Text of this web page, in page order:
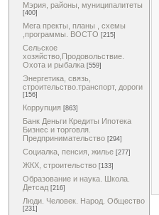
Мэрия, районы, муниципалитеты
[400]
Мега пректы, планы , схемы
,программы. ВОСТО [215]
Сельское
хозяйство,Продовольствие.
Охота и рыбалка [559]
Энергетика, связь,
строительство.транспорт, дороги
[156]
Коррупция [863]
Банк Деньги Кредиты Ипотека
Бизнес и торговля.
Предпринимательство [294]
Социалка, пенсия, жилье [277]
ЖКХ, строительство [133]
Образование и наука. Школа.
Детсад [216]
Люди. Человек. Народ. Общество
[231]